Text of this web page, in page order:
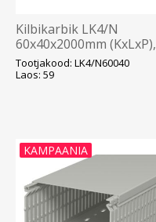
Kilbikarbik LK4/N
60x40x2000mm (KxLxP),
hall, OBO
Tootjakood: LK4/N60040
Laos: 59
KAMPAANIA